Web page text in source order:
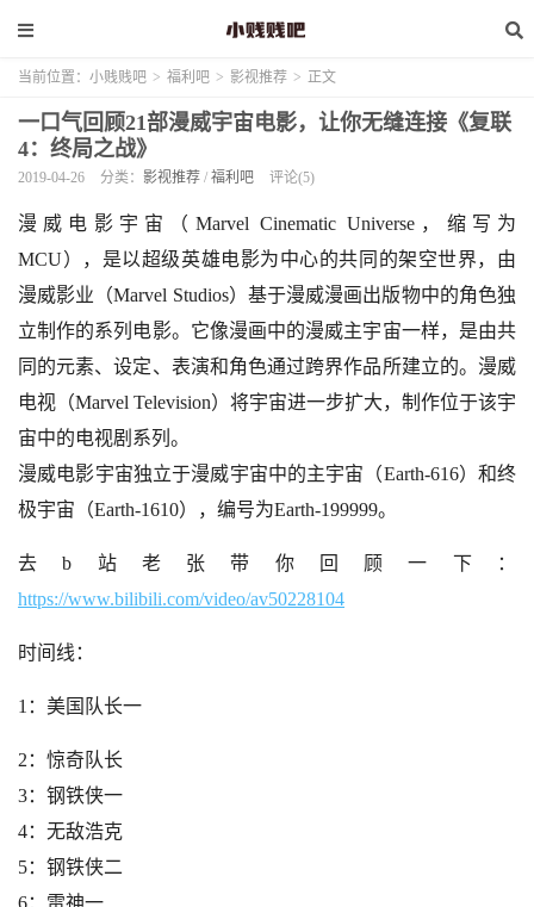
当前位置： 小贱贱吧 > 福利吧 > 影视推荐 > 正文
一口气回顾21部漫威宇宙电影，让你无缝连接《复联
4：终局之战》
2019-04-26 分类： 影视推荐 / 福利吧 评论(5)
漫威电影宇宙（Marvel Cinematic Universe，缩写为
MCU），是以超级英雄电影为中心的共同的架空世界，由
漫威影业（Marvel Studios）基于漫威漫画出版物中的角色独
立制作的系列电影。它像漫画中的漫威主宇宙一样，是由共
同的元素、设定、表演和角色通过跨界作品所建立的。漫威
电视（Marvel Television）将宇宙进一步扩大，制作位于该宇
宙中的电视剧系列。
漫威电影宇宙独立于漫威宇宙中的主宇宙（Earth-616）和终
极宇宙（Earth-1610），编号为Earth-199999。
去b站老张带你回顾一下：
https://www.bilibili.com/video/av50228104
时间线：
1：美国队长一
2：惊奇队长
3：钢铁侠一
4：无敌浩克
5：钢铁侠二
6：雷神一